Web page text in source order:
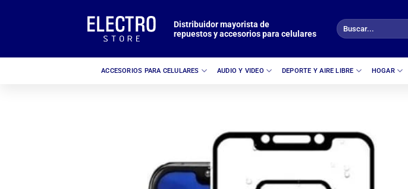
Distribuidor mayorista de
repuestos y accesorios para celulares
Buscar
por:
ACCESORIOS PARA CELULARES AUDIO Y VIDEO DEPORTE Y AIRE LIBRE HOGAR